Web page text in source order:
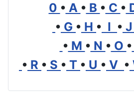
0 • A • B • C •
• G • H • I • J
• M • N • O •
• R • S • T • U • V •